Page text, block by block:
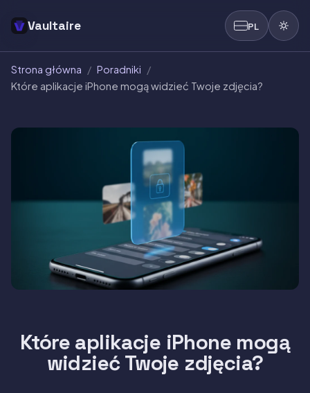
Vaultaire PL
Strona główna / Poradniki /
Które aplikacje iPhone mogą widzieć Twoje zdjęcia?
Które aplikacje iPhone mogą
widzieć Twoje zdjęcia?